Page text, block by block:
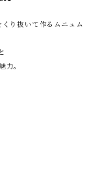
り抜いて作るムニュム
力。